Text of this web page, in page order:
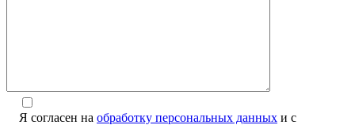
Я согласен на обработку персональных данных и с